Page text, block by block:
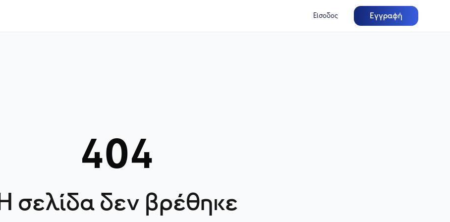
Είσοδος Εγγραφή
404
Η σελίδα δεν βρέθηκε